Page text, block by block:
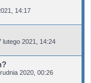
14:17
lutego 2021, 14:24
2020, 00:26